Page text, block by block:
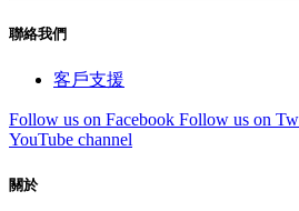
聯絡我們
客戶支援
Follow us on Facebook Follow us on
YouTube channel
關於